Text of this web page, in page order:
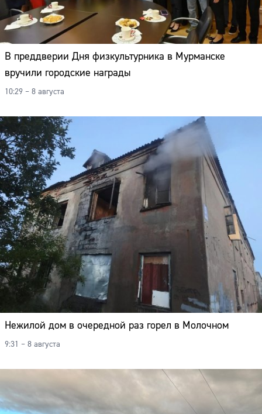
В преддверии Дня физкультурника в Мурманске
вручили городские награды
10:29 – 8 августа
Нежилой дом в очередной раз горел в Молочном
9:31 – 8 августа